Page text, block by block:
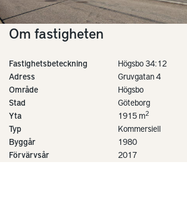
Om fastigheten
Fastighetsbeteckning
Högsbo 34:12
Adress
Gruvgatan 4
Område
Högsbo
Stad
Göteborg
Yta
1915 m2
Typ
Kommersiell
Byggår
1980
Förvärvsår
2017